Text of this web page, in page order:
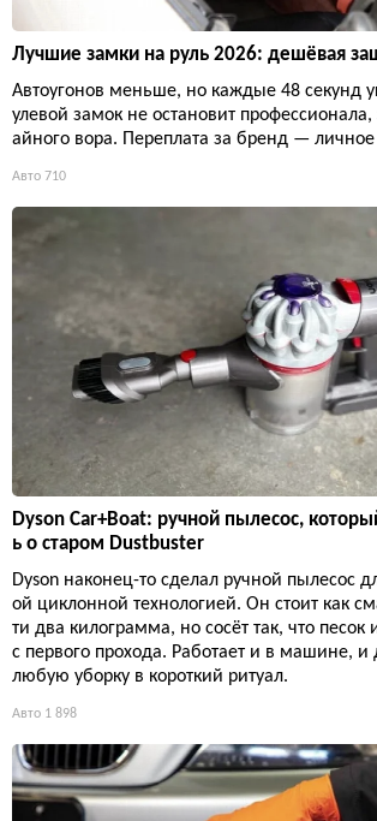
Лучшие замки на руль 2026: дешёвая
Автоугонов меньше, но каждые 48 секунд
улевой замок не остановит профессионала,
айного вора. Переплата за бренд —
Авто 710
Dyson Car+Boat: ручной пылесос,
ь о старом Dustbuster
Dyson наконец-то сделал ручной пылесос
ой циклонной технологией. Он стоит как
ти два килограмма, но сосёт так, что песок
с первого прохода. Работает и в машине,
любую уборку в короткий ритуал.
Авто 1 898